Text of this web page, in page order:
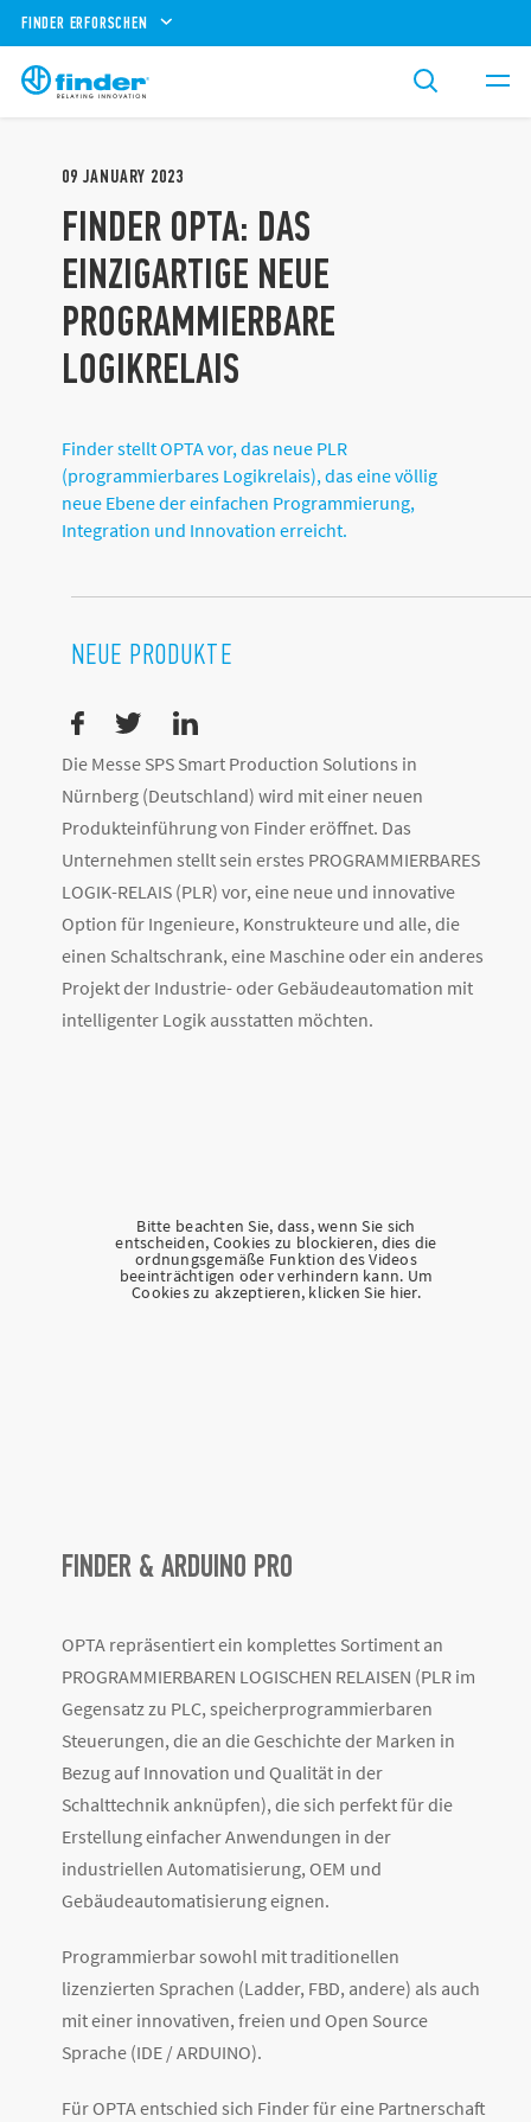
FINDER ERFORSCHEN
09 JANUARY 2023
FINDER OPTA: DAS
EINZIGARTIGE NEUE
PROGRAMMIERBARE
LOGIKRELAIS
Finder stellt OPTA vor, das neue PLR
(programmierbares Logikrelais), das eine völlig
neue Ebene der einfachen Programmierung,
Integration und Innovation erreicht.
NEUE PRODUKTE
Die Messe SPS Smart Production Solutions in
Nürnberg (Deutschland) wird mit einer neuen
Produkteinführung von Finder eröffnet. Das
Unternehmen stellt sein erstes PROGRAMMIERBARES
LOGIK-RELAIS (PLR) vor, eine neue und innovative
Option für Ingenieure, Konstrukteure und alle, die
einen Schaltschrank, eine Maschine oder ein anderes
Projekt der Industrie- oder Gebäudeautomation mit
intelligenter Logik ausstatten möchten.
Bitte beachten Sie, dass, wenn Sie sich
entscheiden, Cookies zu blockieren, dies die
ordnungsgemäße Funktion des Videos
beeinträchtigen oder verhindern kann. Um
Cookies zu akzeptieren, klicken Sie hier.
FINDER & ARDUINO PRO
OPTA repräsentiert ein komplettes Sortiment an
PROGRAMMIERBAREN LOGISCHEN RELAISEN (PLR im
Gegensatz zu PLC, speicherprogrammierbaren
Steuerungen, die an die Geschichte der Marken in
Bezug auf Innovation und Qualität in der
Schalttechnik anknüpfen), die sich perfekt für die
Erstellung einfacher Anwendungen in der
industriellen Automatisierung, OEM und
Gebäudeautomatisierung eignen.
Programmierbar sowohl mit traditionellen
lizenzierten Sprachen (Ladder, FBD, andere) als auch
mit einer innovativen, freien und Open Source
Sprache (IDE / ARDUINO).
Für OPTA entschied sich Finder für eine Partnerschaft